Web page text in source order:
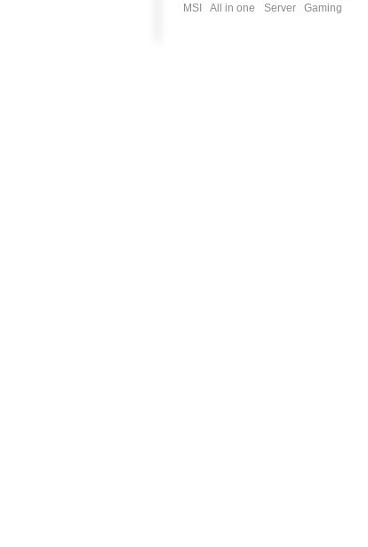
MSI
All in one Server Gaming